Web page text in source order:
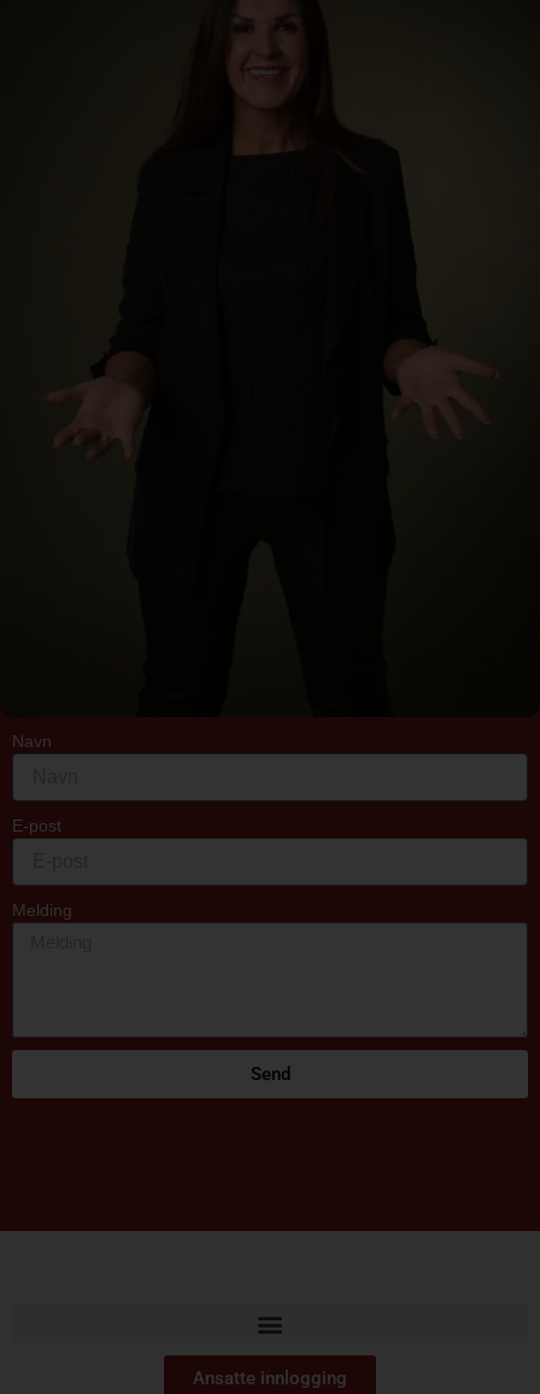
Navn
E-post
Melding
Send
Ansatte innlogging